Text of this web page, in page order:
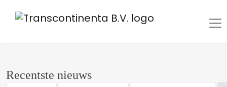
Recentste nieuws